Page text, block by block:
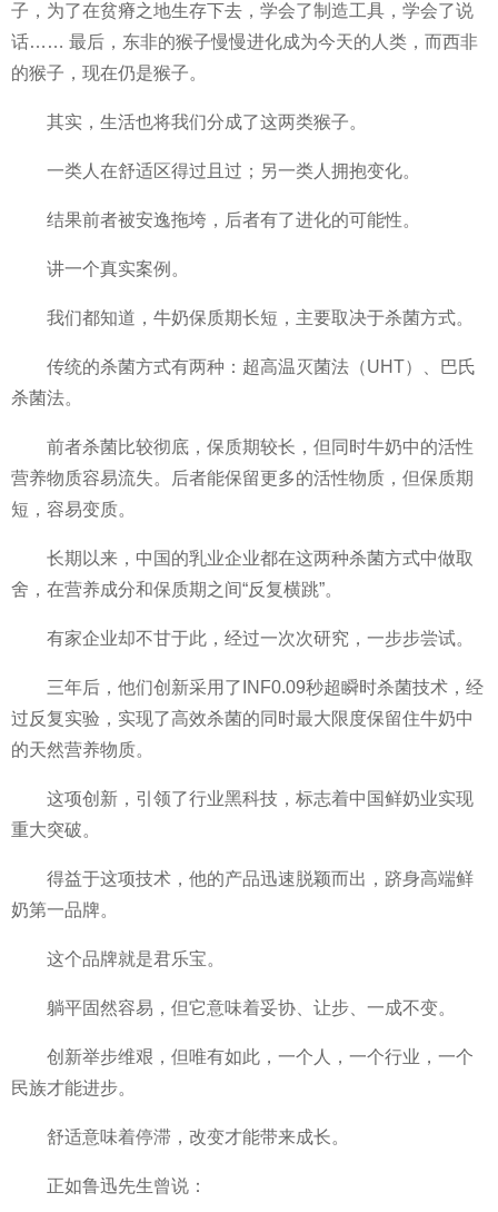
子，为了在贫瘠之地生存下去，学会了制造工具，学会了说
话…… 最后，东非的猴子慢慢进化成为今天的人类，而西非
的猴子，现在仍是猴子。
其实，生活也将我们分成了这两类猴子。
一类人在舒适区得过且过；另一类人拥抱变化。
结果前者被安逸拖垮，后者有了进化的可能性。
讲一个真实案例。
我们都知道，牛奶保质期长短，主要取决于杀菌方式。
传统的杀菌方式有两种：超高温灭菌法（UHT）、巴氏
杀菌法。
前者杀菌比较彻底，保质期较长，但同时牛奶中的活性
营养物质容易流失。后者能保留更多的活性物质，但保质期
短，容易变质。
长期以来， 中国的乳业企业都在这两种杀菌方式中做取
舍，在营养成分和保质期之间“反复横跳”。
有家企业却不甘于此，经过一次次研究，一步步尝试。
三年后，他们创新采用了INF0.09秒超瞬时杀菌技术，经
过反复实验，实现了高效杀菌的同时最大限度保留住牛奶中
的天然营养物质。
这项创新，引领了行业黑科技，标志着中国鲜奶业实现
重大突破。
得益于这项技术，他的产品迅速脱颖而出，跻身高端鲜
奶第一品牌。
这个品牌就是君乐宝。
躺平固然容易，但它意味着妥协、让步、一成不变。
创新举步维艰，但唯有如此，一个人，一个行业，一个
民族才能进步。
舒适意味着停滞，改变才能带来成长。
正如鲁迅先生曾说：